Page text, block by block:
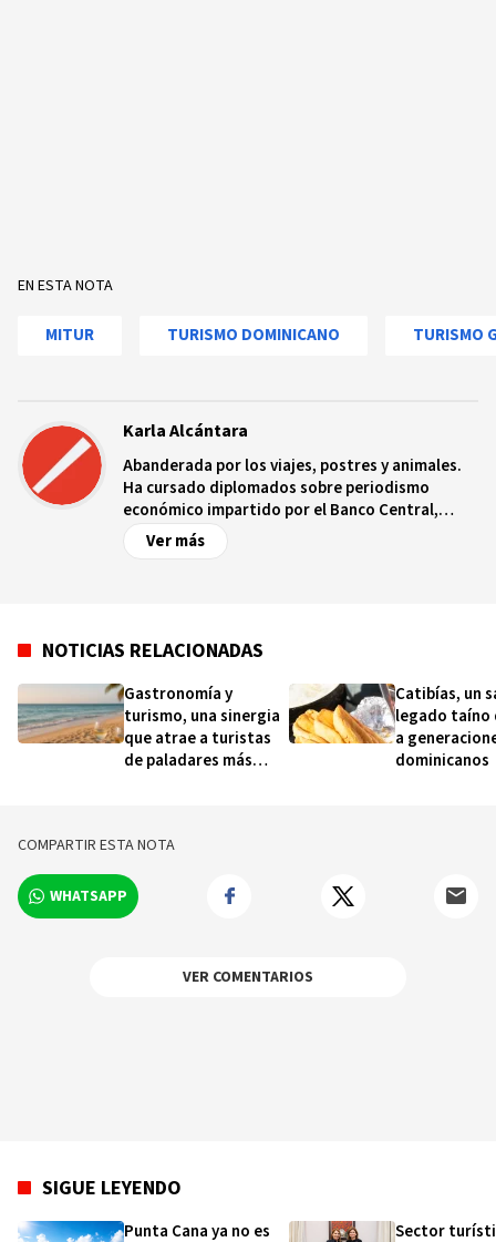
EN ESTA NOTA
MITUR TURISMO DOMINICANO TURISMO
Karla Alcántara
Abanderada por los viajes, postres y animales.
Ha cursado diplomados sobre periodismo
económico impartido por el Banco Central,
periodismo de investigación por el Instituto
Tecnológico de Santo Domingo, finanzas por el
Ver más
NOTICIAS RELACIONADAS
Gastronomía y
turismo, una sinergia
que atrae a turistas
de paladares más
Catibías, un
legado taíno
a
dominicanos
COMPARTIR ESTA NOTA
WHATSAPP
VER COMENTARIOS
SIGUE LEYENDO
Punta Cana ya no es
Sector